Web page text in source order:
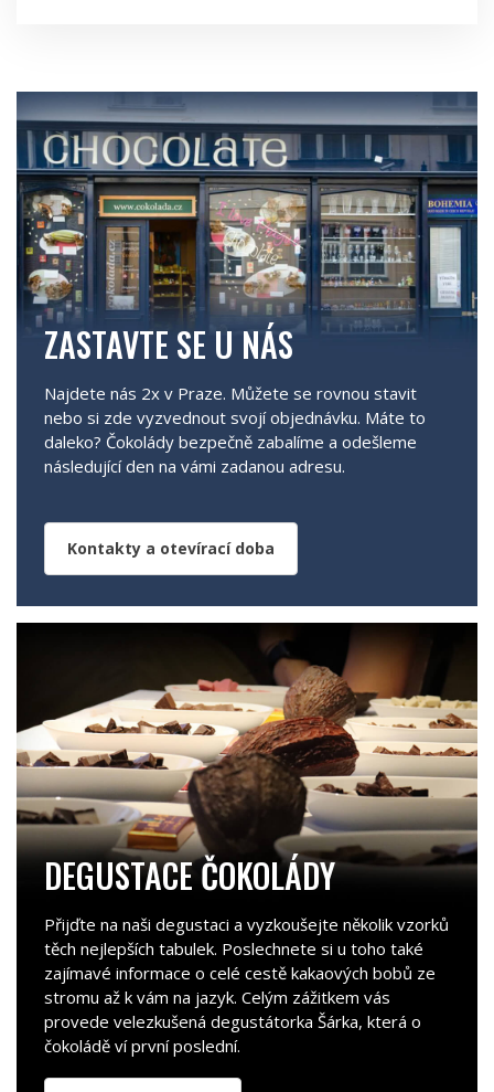
ZASTAVTE SE U NÁS
Najdete nás 2x v Praze. Můžete se rovnou stavit
nebo si zde vyzvednout svojí objednávku. Máte to
daleko? Čokolády bezpečně zabalíme a odešleme
následující den na vámi zadanou adresu.
Kontakty a otevírací doba
DEGUSTACE ČOKOLÁDY
Přijďte na naši degustaci a vyzkoušejte několik vzorků
těch nejlepších tabulek. Poslechnete si u toho také
zajímavé informace o celé cestě kakaových bobů ze
stromu až k vám na jazyk. Celým zážitkem vás
provede velezkušená degustátorka Šárka, která o
čokoládě ví první poslední.